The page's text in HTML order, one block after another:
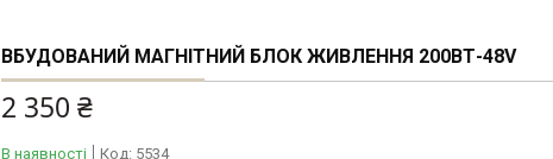
ВБУДОВАНИЙ МАГНІТНИЙ БЛОК ЖИВЛЕННЯ 200ВТ-48V
2 350 ₴
В наявності Код: 5534